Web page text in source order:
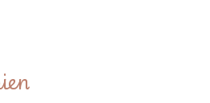
au moins 48h à l'avance.